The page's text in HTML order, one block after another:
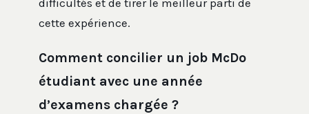
cette expérience.
Comment concilier un job McDo
étudiant avec une année
d’examens chargée ?